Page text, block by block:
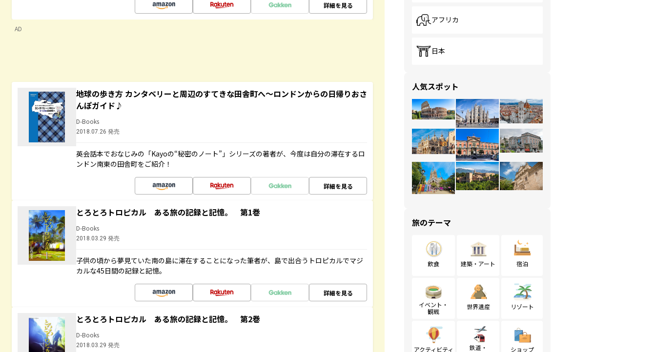
詳細を見る
AD
地球の歩き方 カンタベリーと周辺のすてきな田舎町へ～ロンドンからの日帰りおさ
んぽガイド♪
D-Books
2018.07.26 発売
英会話本でおなじみの「Kayoの“秘密のノート”」シリーズの著者が、今度は自分の滞在するロ
ンドン南東の田舎町をご紹介！
詳細を見る
とろとろトロピカル ある旅の記録と記憶。 第1巻
D-Books
2018.03.29 発売
子供の頃から夢見ていた南の島に滞在することになった筆者が、島で出合うトロピカルでマジ
カルな45日間の記録と記憶。
詳細を見る
とろとろトロピカル ある旅の記録と記憶。 第2巻
D-Books
2018.03.29 発売
アフリカ
日本
人気スポット
旅のテーマ
飲食 建築・アート 宿泊
イベント・
観戦
世界遺産 リゾート
アクティビティ
鉄道・
ショップ